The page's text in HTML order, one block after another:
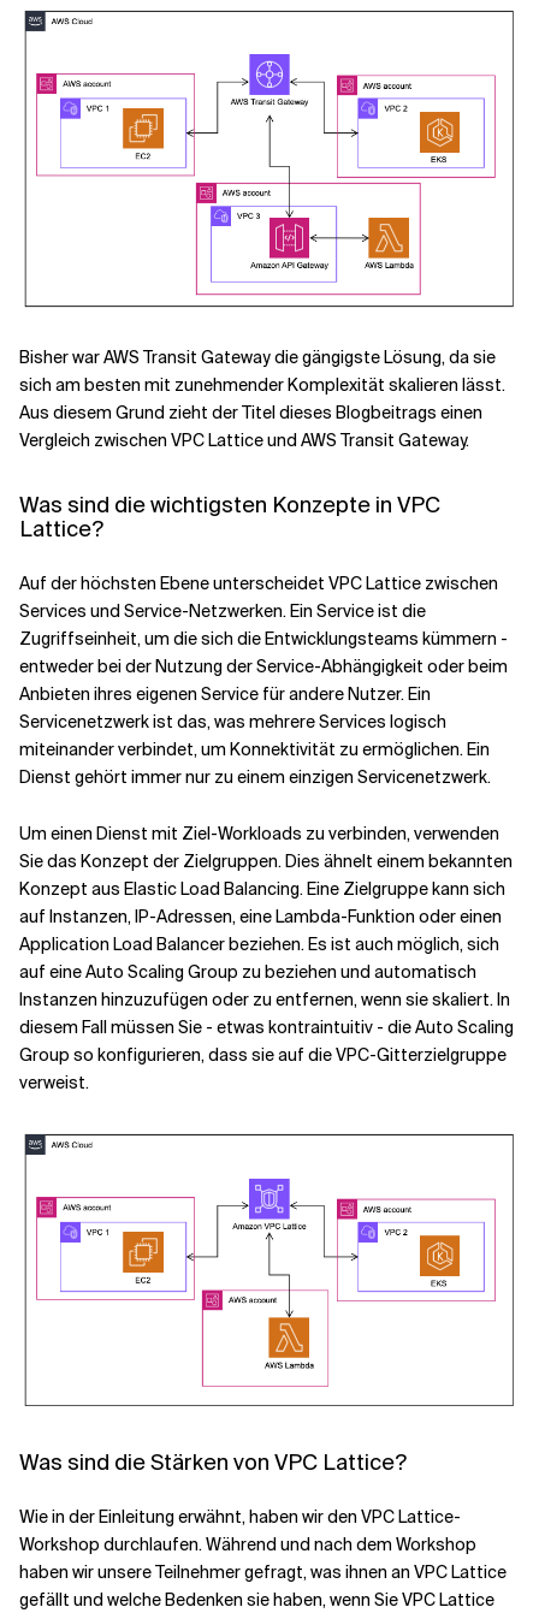
Bisher war AWS Transit Gateway die gängigste Lösung, da sie
sich am besten mit zunehmender Komplexität skalieren lässt.
Aus diesem Grund zieht der Titel dieses Blogbeitrags einen
Vergleich zwischen VPC Lattice und AWS Transit Gateway.
Was sind die wichtigsten Konzepte in VPC
Lattice?
Auf der höchsten Ebene unterscheidet VPC Lattice zwischen
Services und Service-Netzwerken. Ein Service ist die
Zugriffseinheit, um die sich die Entwicklungsteams kümmern -
entweder bei der Nutzung der Service-Abhängigkeit oder beim
Anbieten ihres eigenen Service für andere Nutzer. Ein
Servicenetzwerk ist das, was mehrere Services logisch
miteinander verbindet, um Konnektivität zu ermöglichen. Ein
Dienst gehört immer nur zu einem einzigen Servicenetzwerk.
Um einen Dienst mit Ziel-Workloads zu verbinden, verwenden
Sie das Konzept der Zielgruppen. Dies ähnelt einem bekannten
Konzept aus Elastic Load Balancing. Eine Zielgruppe kann sich
auf Instanzen, IP-Adressen, eine Lambda-Funktion oder einen
Application Load Balancer beziehen. Es ist auch möglich, sich
auf eine Auto Scaling Group zu beziehen und automatisch
Instanzen hinzuzufügen oder zu entfernen, wenn sie skaliert. In
diesem Fall müssen Sie - etwas kontraintuitiv - die Auto Scaling
Group so konfigurieren, dass sie auf die VPC-Gitterzielgruppe
verweist.
Was sind die Stärken von VPC Lattice?
Wie in der Einleitung erwähnt, haben wir den VPC Lattice-
Workshop durchlaufen. Während und nach dem Workshop
haben wir unsere Teilnehmer gefragt, was ihnen an VPC Lattice
gefällt und welche Bedenken sie haben, wenn Sie VPC Lattice